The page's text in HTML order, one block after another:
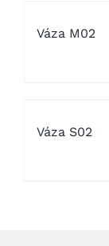
Váza M02
Váza S02